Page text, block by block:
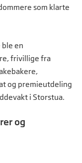
som klarte
en
frivillige fra
og premieutdeling
i Storstua.
og